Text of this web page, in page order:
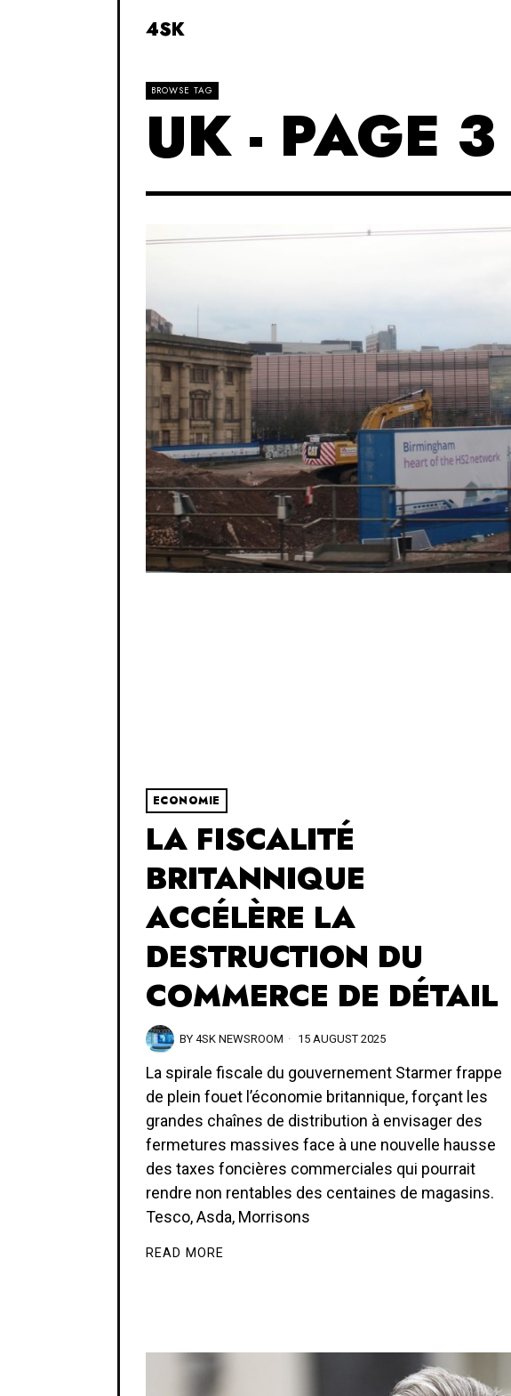
4SK
BROWSE TAG
UK- PAGE 3
ECONOMIE
LA FISCALITÉ
BRITANNIQUE
ACCÉLÈRE LA
DESTRUCTION DU
COMMERCE DE DÉTAIL
BY 4SK NEWSROOM 15 AUGUST 2025
La spirale fiscale du gouvernement Starmer frappe
de plein fouet l’économie britannique, forçant les
grandes chaînes de distribution à envisager des
fermetures massives face à une nouvelle hausse
des taxes foncières commerciales qui pourrait
rendre non rentables des centaines de magasins.
Tesco, Asda, Morrisons
READ MORE